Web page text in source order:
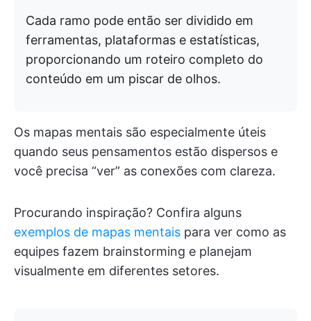
Cada ramo pode então ser dividido em
ferramentas, plataformas e estatísticas,
proporcionando um roteiro completo do
conteúdo em um piscar de olhos.
Os mapas mentais são especialmente úteis
quando seus pensamentos estão dispersos e
você precisa “ver” as conexões com clareza.
Procurando inspiração? Confira alguns
exemplos de mapas mentais para ver como as
equipes fazem brainstorming e planejam
visualmente em diferentes setores.